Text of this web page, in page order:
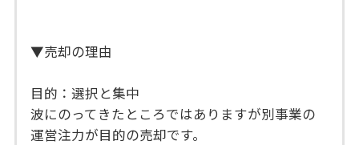
▼売却の理由
目的：選択と集中
波にのってきたところではありますが別事業の
運営注力が目的の売却です。